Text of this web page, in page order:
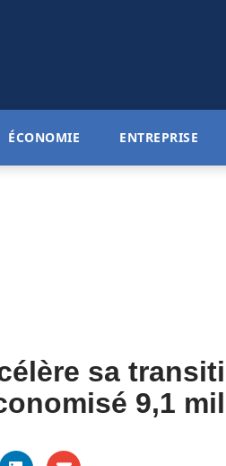
ÉCONOMIE ENTREPRISE
sa
9,1